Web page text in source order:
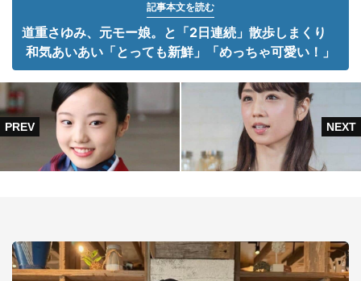
記事本文を読む
道重さゆみ、元モー娘。と「2日連続」散歩しまくり
和気あいあい「とっても新鮮」「めっちゃ可愛い！」